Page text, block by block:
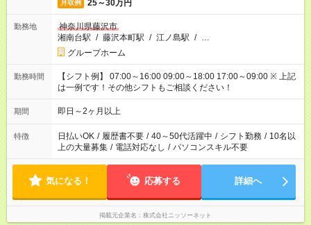
月収例 25～30万円
勤務地
神奈川県藤沢市
湘南台駅 / 藤沢本町駅 / 江ノ島駅 / …
グループホーム
勤務時間
【シフト例】 07:00～16:00 09:00～18:00 17:00～09:00 ※ 上記
は一例です！その他シフトもご相談ください！
期間 即日～2ヶ月以上
特徴 日払いOK / 履歴書不要 / 40～50代活躍中 / シフト勤務 / 10名以
上の大量募集 / 電話対応なし / パソコンスキル不要
気になる！ 応募する 詳細へ
掲載元企業名 株式会社ニッソーネット